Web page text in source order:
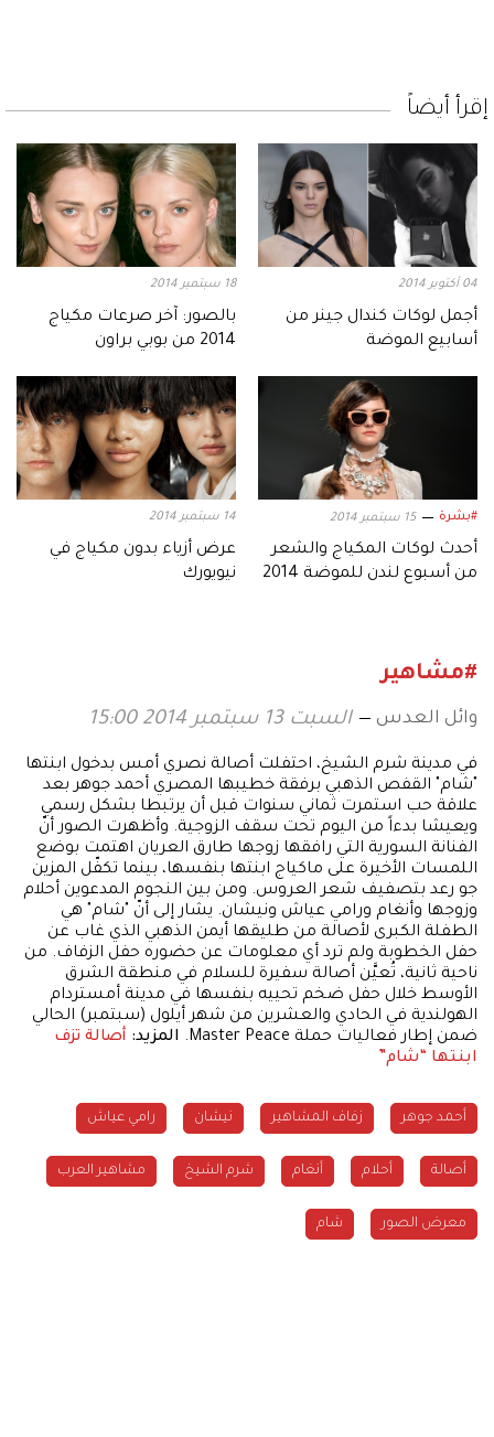
إقرأ أيضاً
04 أكتوبر 2014
أجمل لوكات كندال جينر من
أسابيع الموضة
18 سبتمبر 2014
بالصور: آخر صرعات مكياج
2014 من بوبي براون
#بشرة 15 سبتمبر 2014
أحدث لوكات المكياج والشعر
من أسبوع لندن للموضة 2014
14 سبتمبر 2014
عرض أزياء بدون مكياج في
نيويورك
#مشاهير
وائل العدس السبت 13 سبتمبر 2014 15:00
في مدينة شرم الشيخ، احتفلت أصالة نصري أمس بدخول ابنتها
"شام" القفص الذهبي برفقة خطيبها المصري أحمد جوهر بعد
علاقة حب استمرت ثماني سنوات قبل أن يرتبطا بشكل رسمي
ويعيشا بدءاً من اليوم تحت سقف الزوجية. وأظهرت الصور أنّ
الفنانة السورية التي رافقها زوجها طارق العريان اهتمت بوضع
اللمسات الأخيرة على ماكياج ابنتها بنفسها، بينما تكفّل المزين
جو رعد بتصفيف شعر العروس. ومن بين النجوم المدعوين أحلام
وزوجها وأنغام ورامي عياش ونيشان. يشار إلى أنّ "شام" هي
الطفلة الكبرى لأصالة من طليقها أيمن الذهبي الذي غاب عن
حفل الخطوبة ولم ترد أي معلومات عن حضوره حفل الزفاف. من
ناحية ثانية، تُعيَّن أصالة سفيرة للسلام في منطقة الشرق
الأوسط خلال حفل ضخم تحييه بنفسها في مدينة أمستردام
الهولندية في الحادي والعشرين من شهر أيلول (سبتمبر) الحالي
ضمن إطار فعاليات حملة Master Peace.
المزيد: أصالة تزف
ابنتها “شام”
أحمد جوهر زفاف المشاهير نيشان رامي عياش
أحلام أنغام شرم الشيخ مشاهير العرب
معرض الصور شام